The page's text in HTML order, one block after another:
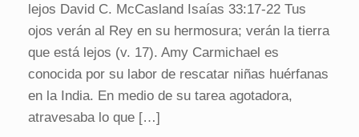
lejos David C. McCasland Isaías 33:17-22 Tus
ojos verán al Rey en su hermosura; verán la tierra
que está lejos (v. 17). Amy Carmichael es
conocida por su labor de rescatar niñas huérfanas
en la India. En medio de su tarea agotadora,
atravesaba lo que […]